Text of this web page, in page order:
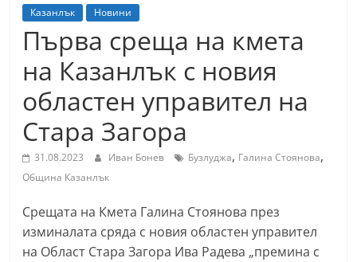
н
ъ
к
и
б
л
а
с
т
С
Казанлък Новини
Първа среща на кмета
на Казанлък с новия
областен управител на
Стара Загора
31.08.2023 Иван Бонев Бузлуджа, Галина Стоянова,
Община Казанлък
Срещата на Кмета Галина Стоянова през
изминалата сряда с новия областен управител
на Област Стара Загора Ива Радева „премина с